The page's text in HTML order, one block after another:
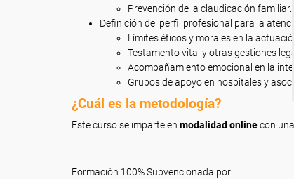
Prevención de la claudicación familiar.
Definición del perfil profesional para la
Límites éticos y morales en la
Testamento vital y otras gestiones
Acompañamiento emocional en la
Grupos de apoyo en hospitales y
¿Cuál es la metodología?
Este curso se imparte en modalidad onlinecon
Formación 100% Subvencionada por: